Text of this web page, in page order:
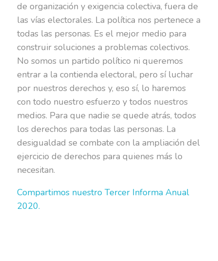
de organización y exigencia colectiva, fuera de
las vías electorales. La política nos pertenece a
todas las personas. Es el mejor medio para
construir soluciones a problemas colectivos.
No somos un partido político ni queremos
entrar a la contienda electoral, pero sí luchar
por nuestros derechos y, eso sí, lo haremos
con todo nuestro esfuerzo y todos nuestros
medios. Para que nadie se quede atrás, todos
los derechos para todas las personas. La
desigualdad se combate con la ampliación del
ejercicio de derechos para quienes más lo
necesitan.
Compartimos nuestro Tercer Informa Anual
2020.